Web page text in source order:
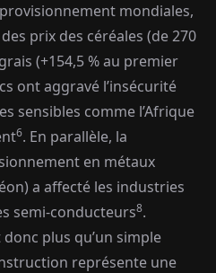
mondiales,
prix des céréales (de 270
(+154,5 % au premier
ont aggravé l’insécurité
sensibles comme l’Afrique
6. En parallèle, la
en métaux
a affecté les industries
semi-conducteurs8.
plus qu’un simple
représente une